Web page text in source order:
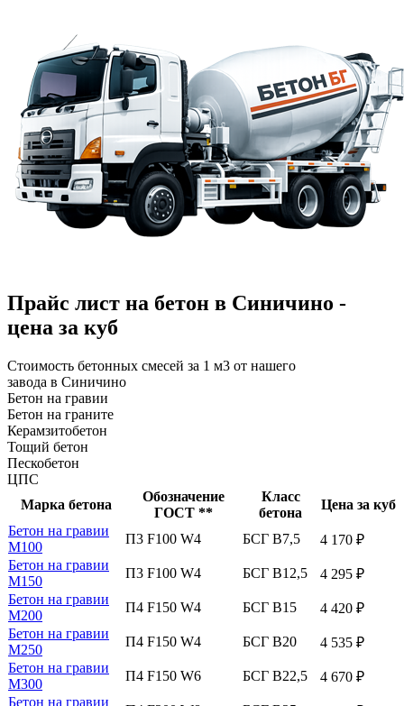
Прайс лист на бетон в Синичино -
цена за куб
Стоимость бетонных смесей за 1 м3 от нашего
завода в Синичино
Бетон на гравии
Бетон на граните
Керамзитобетон
Тощий бетон
Пескобетон
ЦПС
Марка бетона
Обозначение
ГОСТ **
Класс
бетона
Цена за куб
Бетон на гравии
М100
П3 F100 W4 БСГ В7,5
4 170 ₽
Бетон на гравии
М150
П3 F100 W4 БСГ В12,5
4 295 ₽
Бетон на гравии
М200
П4 F150 W4 БСГ В15
4 420 ₽
Бетон на гравии
М250
П4 F150 W4 БСГ В20
4 535 ₽
Бетон на гравии
М300
П4 F150 W6 БСГ В22,5
4 670 ₽
Бетон на гравии